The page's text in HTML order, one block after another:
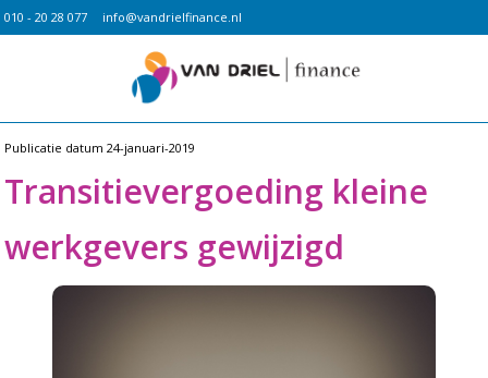
010 - 20 28 077 info@vandrielfinance.nl
Publicatie datum 24-januari-2019
Transitievergoeding kleine
werkgevers gewijzigd